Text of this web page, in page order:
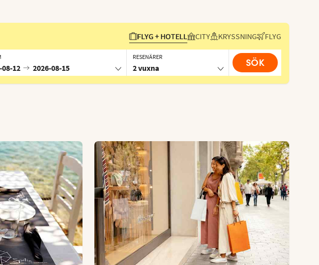
FLYG + HOTELL CITY KRYSSNING FLYG
12 2026-08-15
RESENÄRER
2 vuxna SÖK